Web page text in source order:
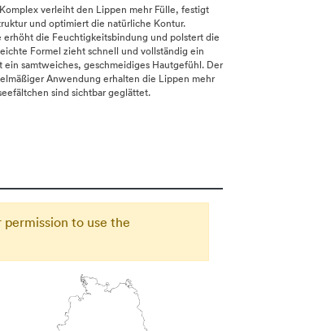
verleiht den Lippen mehr Fülle, festigt
und optimiert die natürliche Kontur.
erhöht die Feuchtigkeitsbindung und polstert die
Formel zieht schnell und vollständig ein
ein samtweiches, geschmeidiges Hautgefühl. Der
Anwendung erhalten die Lippen mehr
sind sichtbar geglättet.
to use the